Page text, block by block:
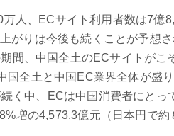
人、ECサイト利用者数は7億
がりは今後も続くことが予想
間、中国全土のECサイトが
全土と中国EC業界全体が盛
く中、ECは中国消費者にと
増の4,573.3億元（日本円で